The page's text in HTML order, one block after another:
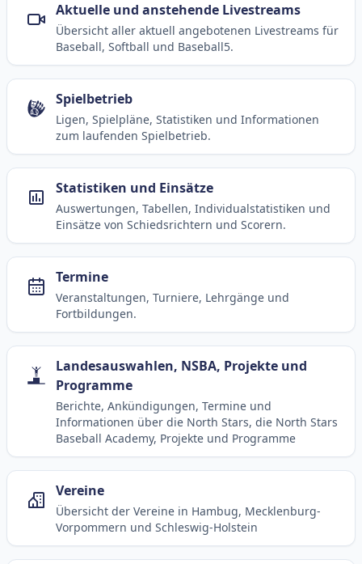
Aktuelle und anstehende Livestreams
Übersicht aller aktuell angebotenen Livestreams für
Baseball, Softball und Baseball5.
Spielbetrieb
Ligen, Spielpläne, Statistiken und Informationen
zum laufenden Spielbetrieb.
Statistiken und Einsätze
Auswertungen, Tabellen, Individualstatistiken und
Einsätze von Schiedsrichtern und Scorern.
Termine
Veranstaltungen, Turniere, Lehrgänge und
Fortbildungen.
Landesauswahlen, NSBA, Projekte und
Programme
Berichte, Ankündigungen, Termine und
Informationen über die North Stars, die North Stars
Baseball Academy, Projekte und Programme
Vereine
Übersicht der Vereine in Hambug, Mecklenburg-
Vorpommern und Schleswig-Holstein